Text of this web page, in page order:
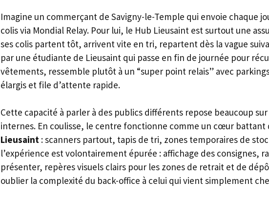
Imagine un commerçant de Savigny-le-Temple qui envoie chaque
colis via Mondial Relay. Pour lui, le Hub Lieusaint est surtout une
ses colis partent tôt, arrivent vite en tri, repartent dès la vague
par une étudiante de Lieusaint qui passe en fin de journée pour
vêtements, ressemble plutôt à un “super point relais” avec
élargis et file d’attente rapide.
Cette capacité à parler à des publics différents repose beaucoup
internes. En coulisse, le centre fonctionne comme un cœur battant
Lieusaint : scanners partout, tapis de tri, zones temporaires de
l’expérience est volontairement épurée : affichage des consignes,
présenter, repères visuels clairs pour les zones de retrait et de
oublier la complexité du back-office à celui qui vient simplement